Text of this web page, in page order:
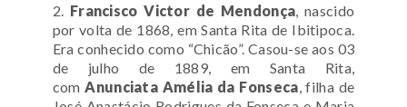
2. Francisco Victor de Mendonça , nascido
por volta de 1868, em Santa Rita de Ibitipoca.
Era conhecido como “Chicão”. Casou-se aos 03
de julho de 1889, em Santa Rita,
com Anunciata Amélia da Fonseca , filha de